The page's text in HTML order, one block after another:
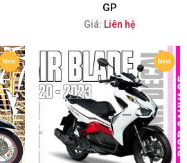
GP
Giá: Liên hệ